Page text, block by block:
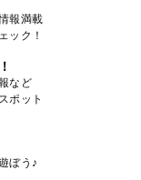
報満載
ック！
など
ポット
ぼう♪